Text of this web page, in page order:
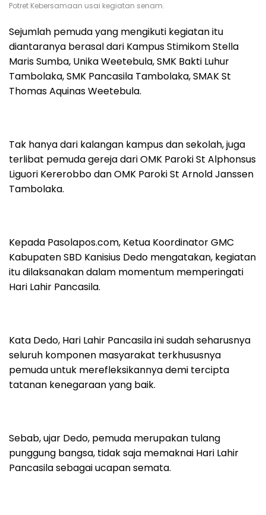
Potret Kebersamaan usai kegiatan senam.
Sejumlah pemuda yang mengikuti kegiatan itu
diantaranya berasal dari Kampus Stimikom Stella
Maris Sumba, Unika Weetebula, SMK Bakti Luhur
Tambolaka, SMK Pancasila Tambolaka, SMAK St
Thomas Aquinas Weetebula.
Tak hanya dari kalangan kampus dan sekolah, juga
terlibat pemuda gereja dari OMK Paroki St Alphonsus
Liguori Kererobbo dan OMK Paroki St Arnold Janssen
Tambolaka.
Kepada Pasolapos.com, Ketua Koordinator GMC
Kabupaten SBD Kanisius Dedo mengatakan, kegiatan
itu dilaksanakan dalam momentum memperingati
Hari Lahir Pancasila.
Kata Dedo, Hari Lahir Pancasila ini sudah seharusnya
seluruh komponen masyarakat terkhususnya
pemuda untuk merefleksikannya demi tercipta
tatanan kenegaraan yang baik.
Sebab, ujar Dedo, pemuda merupakan tulang
punggung bangsa, tidak saja memaknai Hari Lahir
Pancasila sebagai ucapan semata.